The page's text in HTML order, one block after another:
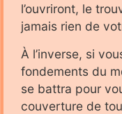
l’ouvriront, le
jamais rien de
À l’inverse, si
fondements du
se battra pour
couverture de